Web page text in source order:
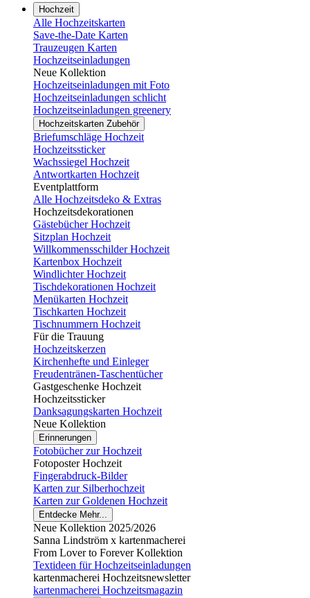
Hochzeit
Alle Hochzeitskarten
Save-the-Date Karten
Trauzeugen Karten
Hochzeitseinladungen
Neue Kollektion
Hochzeitseinladungen mit Foto
Hochzeitseinladungen schlicht
Hochzeitseinladungen greenery
Hochzeitskarten Zubehör
Briefumschläge Hochzeit
Hochzeitssticker
Wachssiegel Hochzeit
Antwortkarten Hochzeit
Eventplattform
Alle Hochzeitsdeko & Extras
Hochzeitsdekorationen
Gästebücher Hochzeit
Sitzplan Hochzeit
Willkommensschilder Hochzeit
Kartenbox Hochzeit
Windlichter Hochzeit
Tischdekorationen Hochzeit
Menükarten Hochzeit
Tischkarten Hochzeit
Tischnummern Hochzeit
Für die Trauung
Hochzeitskerzen
Kirchenhefte und Einleger
Freudentränen-Taschentücher
Gastgeschenke Hochzeit
Hochzeitssticker
Danksagungskarten Hochzeit
Neue Kollektion
Erinnerungen
Fotobücher zur Hochzeit
Fotoposter Hochzeit
Fingerabdruck-Bilder
Karten zur Silberhochzeit
Karten zur Goldenen Hochzeit
Entdecke Mehr...
Neue Kollektion 2025/2026
Sanna Lindström x kartenmacherei
From Lover to Forever Kollektion
Textideen für Hochzeitseinladungen
kartenmacherei Hochzeitsnewsletter
kartenmacherei Hochzeitsmagazin